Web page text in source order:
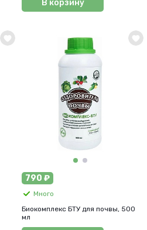
В корзину
790 ₽
Много
Биокомплекс БТУ для почвы, 500
мл